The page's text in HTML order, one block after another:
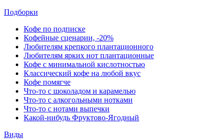
Подборки
Кофе по подписке
Кофейные сценарии, -20%
Любителям крепкого плантационного
Любителям ярких нот плантационные
Кофе с минимальной кислотностью
Классический кофе на любой вкус
Кофе помягче
Что-то с шоколадом и карамелью
Что-то с алкогольными нотками
Что-то с нотами выпечки
Какой-нибудь Фруктово-Ягодный
Виды